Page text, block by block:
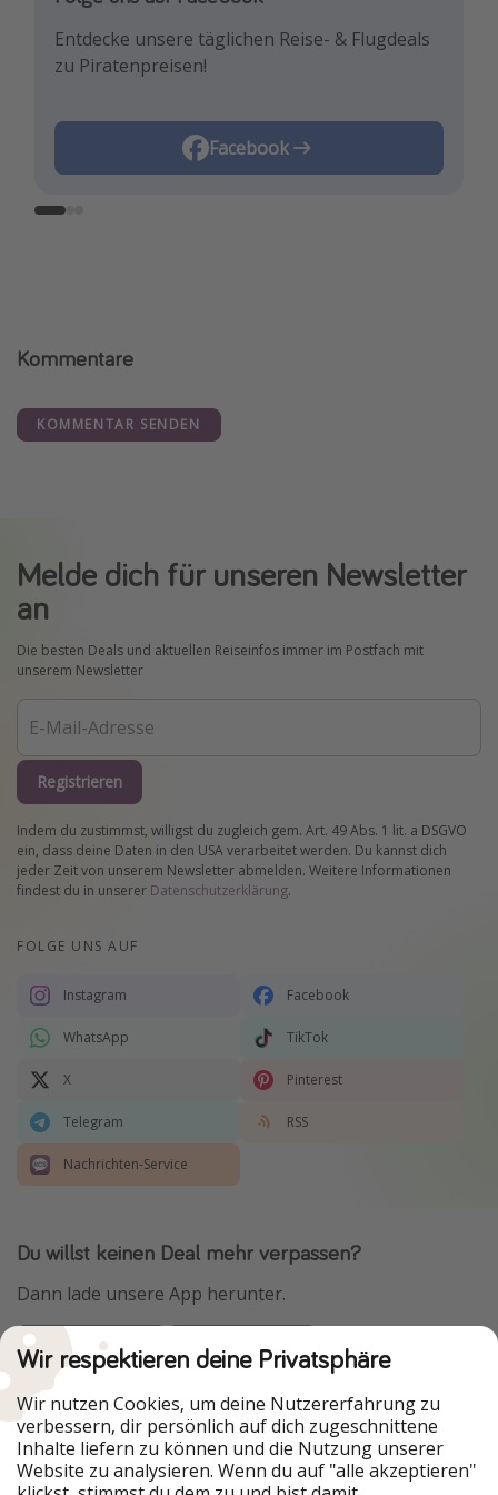
Entdecke unsere täglichen Reise- & Flugdeals
zu Piratenpreisen!
Facebook
Lass uns dich mit den neuesten Reisetrends &
besten Reisedeals inspirieren!
Instagram
Für die heißesten Deals und die besten
Reisehacks!
TikTok
Kommentare
KOMMENTAR SENDEN
Melde dich für unseren Newsletter
an
Die besten Deals und aktuellen Reiseinfos immer im Postfach mit
unserem Newsletter
Registrieren
Indem du zustimmst, willigst du zugleich gem. Art. 49 Abs. 1 lit. a DSGVO
ein, dass deine Daten in den USA verarbeitet werden. Du kannst dich
jeder Zeit von unserem Newsletter abmelden. Weitere Informationen
findest du in unserer Datenschutzerklärung.
FOLGE UNS AUF
Instagram Facebook
WhatsApp TikTok
X Pinterest
Telegram RSS
Nachrichten-Service
Du willst keinen Deal mehr verpassen?
Dann lade unsere App herunter.
Urlaubspiraten ist Teil der HolidayPirates Group
Unsere Märkte
PiratinViaggio
HolidayPirates
Wir respektieren deine Privatsphäre
Wir nutzen Cookies, um deine Nutzererfahrung zu
verbessern, dir persönlich auf dich zugeschnittene
Inhalte liefern zu können und die Nutzung unserer
Website zu analysieren. Wenn du auf "alle akzeptieren"